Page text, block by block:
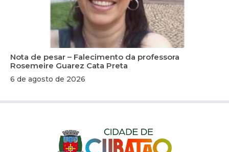
Nota de pesar – Falecimento da professora
Rosemeire Guarez Cata Preta
6 de agosto de 2026